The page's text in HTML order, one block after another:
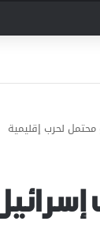
لحرب إقليمية